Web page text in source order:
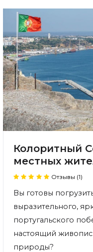
Колоритный
местных
Отзывы (1)
Вы готовы
выразительного,
португальского
настоящий
природы?